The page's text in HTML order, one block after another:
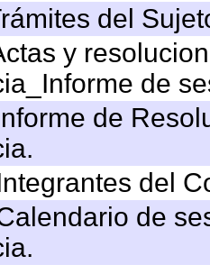
del
y
de
de
del
de